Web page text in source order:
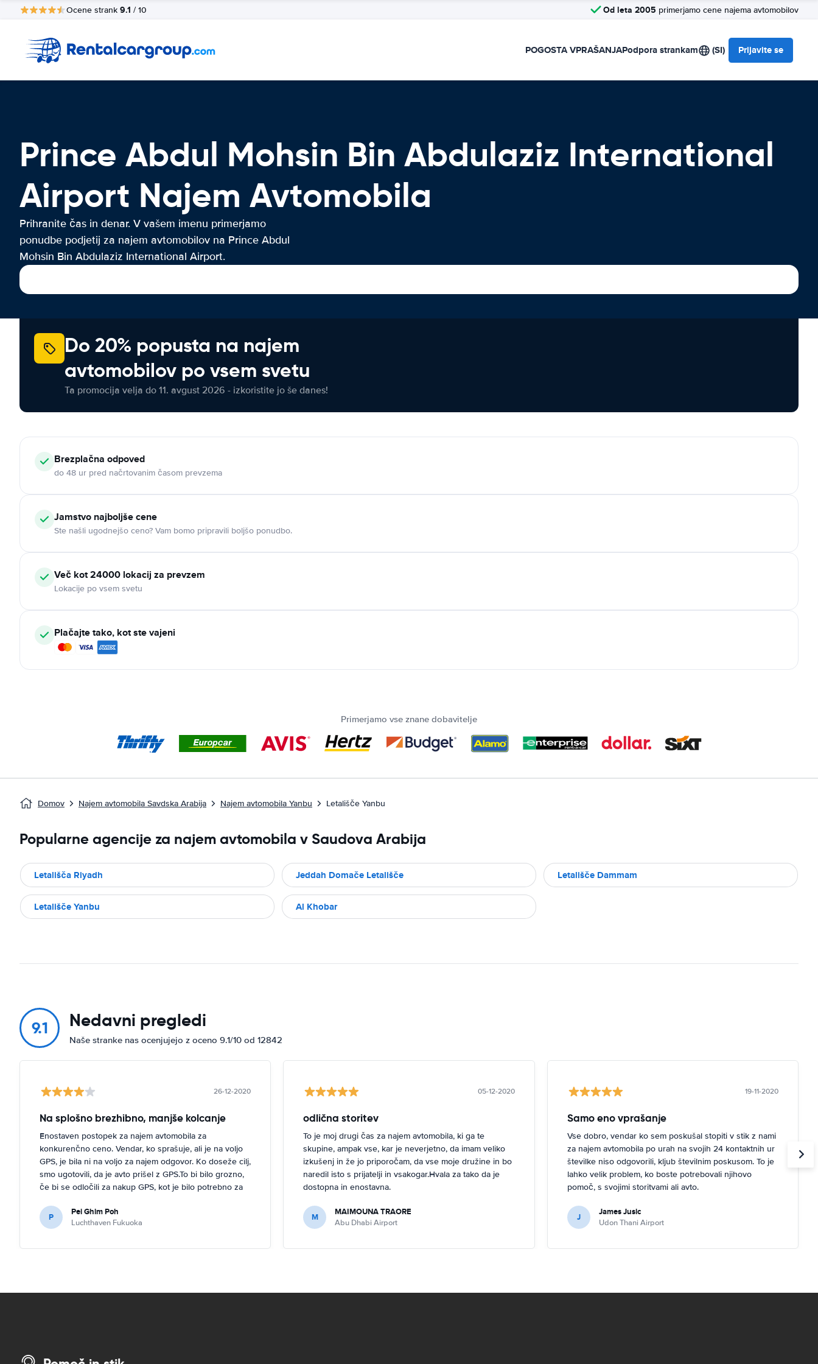
Ocene strank 9.1 / 10 Od leta 2005 primerjamo cene najema avtomobilov
POGOSTA VPRAŠANJAPodpora strankam (SI) Prijavite se
Prince Abdul Mohsin Bin Abdulaziz International
Airport Najem Avtomobila
Prihranite čas in denar. V vašem imenu primerjamo
ponudbe podjetij za najem avtomobilov na Prince Abdul
Mohsin Bin Abdulaziz International Airport.
Do 20% popusta na najem
avtomobilov po vsem svetu
Ta promocija velja do 11. avgust 2026 - izkoristite jo še danes!
Brezplačna odpoved
do 48 ur pred načrtovanim časom prevzema
Jamstvo najboljše cene
Ste našli ugodnejšo ceno? Vam bomo pripravili boljšo ponudbo.
Več kot 24000 lokacij za prevzem
Lokacije po vsem svetu
Plačajte tako, kot ste vajeni
Primerjamo vse znane dobavitelje
Domov Najem avtomobila Savdska Arabija Najem avtomobila Yanbu Letališče Yanbu
Popularne agencije za najem avtomobila v Saudova Arabija
Letališča Riyadh Jeddah Domače Letališče Letališče Dammam
Letališče Yanbu Al Khobar
9.1 Nedavni pregledi
Naše stranke nas ocenjujejo z oceno 9.1/10 od 12842
26-12-2020
Na splošno brezhibno, manjše kolcanje
Enostaven postopek za najem avtomobila za
konkurenčno ceno. Vendar, ko sprašuje, ali je na voljo
GPS, je bila ni na voljo za najem odgovor. Ko doseže cilj,
smo ugotovili, da je avto prišel z GPS.To bi bilo grozno,
če bi se odločili za nakup GPS, kot je bilo potrebno za
P Pei Ghim Poh
Luchthaven Fukuoka
05-12-2020
odlična storitev
To je moj drugi čas za najem avtomobila, ki ga te
skupine, ampak vse, kar je neverjetno, da imam veliko
izkušenj in že jo priporočam, da vse moje družine in bo
naredil isto s prijatelji in vsakogar.Hvala za tako da je
dostopna in enostavna.
M MAIMOUNA TRAORE
Abu Dhabi Airport
19-11-2020
Samo eno vprašanje
Vse dobro, vendar ko sem poskušal stopiti v stik z nami
za najem avtomobila po urah na svojih 24 kontaktnih ur
številke niso odgovorili, kljub številnim poskusom. To je
lahko velik problem, ko boste potrebovali njihovo
pomoč, s svojimi storitvami ali avto.
J James Jusic
Udon Thani Airport